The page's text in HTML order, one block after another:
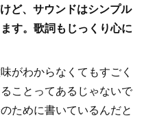
ど、サウンドはシンプル
す。歌詞もじっくり心に
がわからなくてもすごく
ことってあるじゃないで
ために書いているんだと